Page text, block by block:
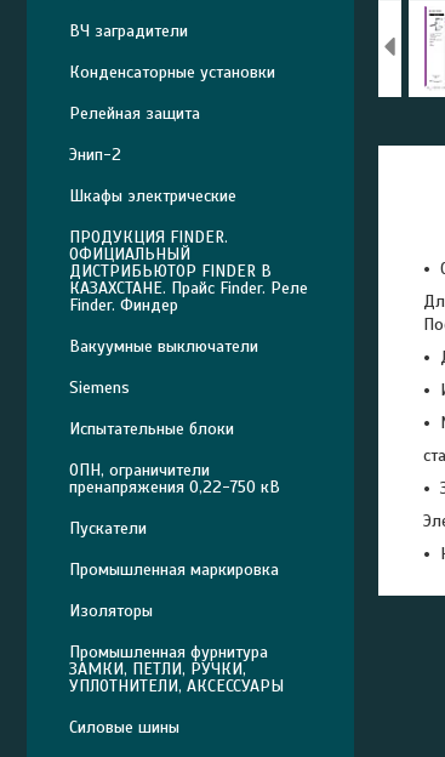
ВЧ заградители
Конденсаторные установки
Релейная защита
Энип-2
Шкафы электрические
ПРОДУКЦИЯ FINDER.
ОФИЦИАЛЬНЫЙ
ДИСТРИБЬЮТОР FINDER В
КАЗАХСТАНЕ. Прайс Finder. Реле
Finder. Финдер
Вакуумные выключатели
Siemens
Испытательные блоки
ОПН, ограничители
пренапряжения 0,22-750 кВ
Пускатели
Промышленная маркировка
Изоляторы
Промышленная фурнитура
ЗАМКИ, ПЕТЛИ, РУЧКИ,
УПЛОТНИТЕЛИ, АКСЕССУАРЫ
Силовые шины